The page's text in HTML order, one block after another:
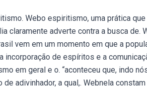
Webo espiritismo, uma prática
claramente adverte contra a busca de.
vem em um momento em que a
incorporação de espíritos e a
em geral e o. “aconteceu que, indo
adivinhador, a qual,. Webnela